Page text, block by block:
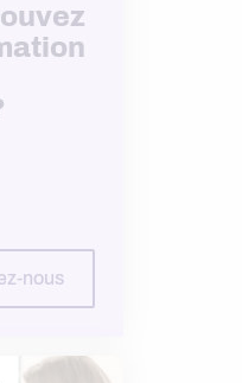
nous